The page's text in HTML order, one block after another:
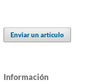
Enviar un artículo
Información